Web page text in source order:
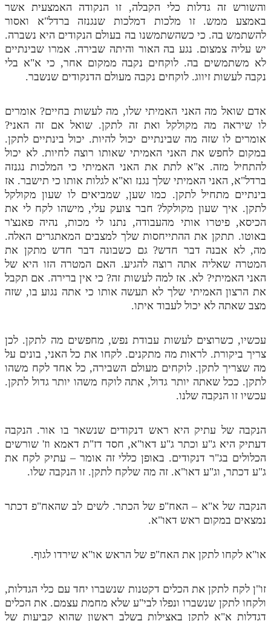
בעל הסולם
אתר הבית
לאתר ספר הרב
דף היומי בזוהר הקדוש
והשורש זה גדלות כלי הקבלה, זו הנקודה האמצעית אשר
באמצע ממש. זו מלכות דמלכות שנגנזה ברדל"א ואסור
להשתמש בה. כי כשהשתמשנו בה בעולם הנקודים היא נשברה.
יש עליה צמצום. נגע בה האור והיתה שבירה. אמרו שבינתיים
לא משתמשים בה. לוקחים נקבה ממקום אחר, כי א"א בלי
נקבה לעשות זיווג. לוקחים נקבה מעולם הדנקודים שנשבר.
אדם שואל מה האני האמיתי שלו, מה לעשות בחיים? אומרים
לו שיראה מה מקולקל ואת זה לתקן. שואל אם זה האני?
אומרים לו שזה מה שבינתיים יכול להיות. יכול בינתיים לתקן.
במקום לחפש את האני האמיתי שאותו רוצה לחיות. לא יכול
להתחיל מזה. א"א לתת את האני האמיתי כי המלכות נגנזה
ברדל"א, האני האמיתי שלך נגנז וא"א לגלות אותו כי תישבר. אז
בינתיים מתחיל לתקן. כמו שען, שמביאים לו שעון מקולקל
לתקן. איך שעון מקולקל? חבר צועק עלי, מישהו לקח לי את
הכיסא, פיטרו אותי מהעבודה, נתנו לי מכות, נהיה פאנצ'ר
באוטו. תתקן את ההתייחסות שלך למצבים המאתגרים האלה.
מה, לא אבנה דבר חדש? גם כשבונה דבר חדש מתקן את
המטרה שאליה אתה רוצה להגיע. האם המטרה הזו היא של
האני האמיתי? לא. אז למה לעשות זה? כי אין ברירה. אם תקבל
את הרצון האמיתי שלך לא תעשה אותו כי אתה נגוע בו, שזה
מצב שאתה לא יכול לעבוד איתו.
עכשיו, כשרוצים לעשות עבודת נפש, מחפשים מה לתקן. לכן
צריך ביקורת. לראות מה מתקנים. לקחו את כל האני, בונים על
מה שצריך לתקן. לוקחים מעולם השבירה, כל אחד לקח משהו
לתקן. ככל שאתה יותר גדול, אתה לוקח משהו יותר גדול לתקן.
עכשיו זו הנקבה שלנו.
הנקבה של עתיק היא ראש דנקודים שנשאר בו אור. הנקבה
דעתיק היא ג"ע וכתר ג"ע דאו"א, חסד דז"ת דאמא וז' שורשים
הכלולים בג"ר דנקודים. באופן כללי זה אומר – עתיק לקח את
ג"ע דכתר, וג"ע דאו"א. זה מה שלקח לתקן. זו הנקבה שלו.
הנקבה של א"א – האח"פ של הכתר. לשים לב שהאח"פ דכתר
נמצאים במקום ראש דאו"א.
או"א לקחו לתקן את האח"פ של הראש או"א שירדו לגוף.
זו"ן לקח לתקן את הכלים דקטנות שנשברו יחד עם כלי הגדלות,
ולקחו לתקן שנשברו ונפלו לבי"ע שלא מחמת עצמם. את הכלים
דגדלות א"א לתקן באצילות בשלב ראשון שהוא קביעות של